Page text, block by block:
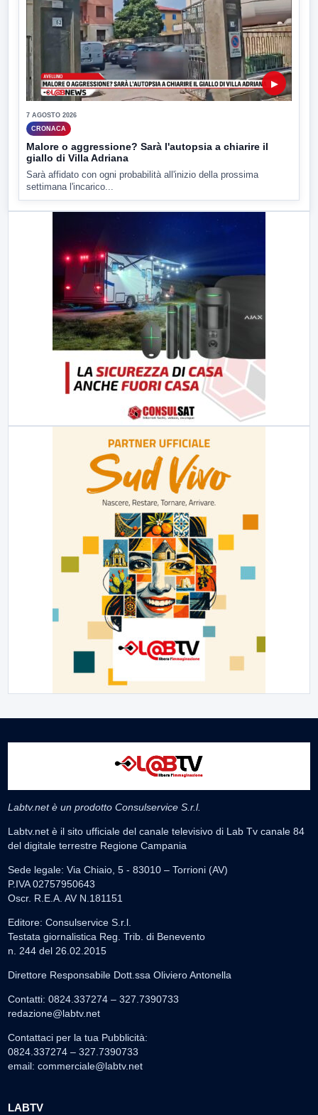
▶
7 AGOSTO 2026
CRONACA
Malore o aggressione? Sarà l'autopsia a chiarire il
giallo di Villa Adriana
Sarà affidato con ogni probabilità all'inizio della prossima
settimana l'incarico...
Labtv.net è un prodotto Consulservice S.r.l.
Labtv.net è il sito ufficiale del canale televisivo di Lab Tv canale 84
del digitale terrestre Regione Campania
Sede legale: Via Chiaio, 5 - 83010 – Torrioni (AV)
P.IVA 02757950643
Oscr. R.E.A. AV N.181151
Editore: Consulservice S.r.l.
Testata giornalistica Reg. Trib. di Benevento
n. 244 del 26.02.2015
Direttore Responsabile Dott.ssa Oliviero Antonella
Contatti: 0824.337274 – 327.7390733
redazione@labtv.net
Contattaci per la tua Pubblicità:
0824.337274 – 327.7390733
email: commerciale@labtv.net
LABTV